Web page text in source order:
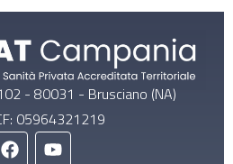
- 80031 - Brusciano (NA)
05964321219